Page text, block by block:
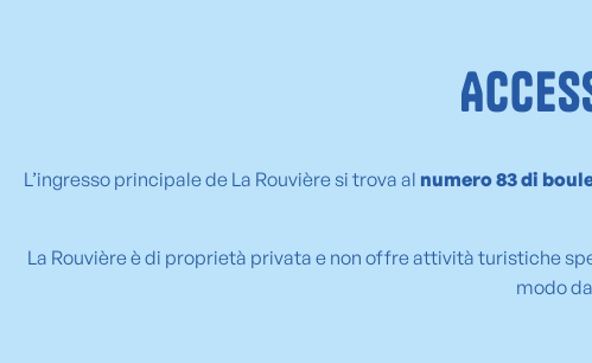
L’ingresso principale de La Rouvière si trova al numero 83 di
La Rouvière è di proprietà privata e non offre attività turistiche
modo